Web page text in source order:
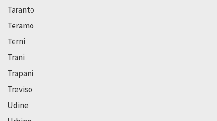
Taranto
Teramo
Terni
Trani
Trapani
Treviso
Udine